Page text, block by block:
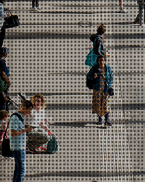
Spring naar de hoofdinhoud